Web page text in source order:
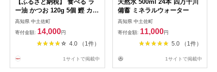
【ふるさと納税】 食べる ラ
ー油 かつお 120g 5個 鰹 カツ
オ 高知 土佐久礼 辛い からい
らーゆ かつお 炒め ごはん ご
はんのおとも ガーリック 中
華 魚 さかな 瓶 瓶詰め 晩酌
レゼント 調味料 国産 おかず
高知県 中土佐町
寄付金額: 14,000円
4.0 （1件）
1サイトで掲載中
天然水 500ml 24本 四万十川
備蓄 ミネラルウォーター
高知県 中土佐町
寄付金額: 11,000円
5.0 （1件）
1サイトで掲載中